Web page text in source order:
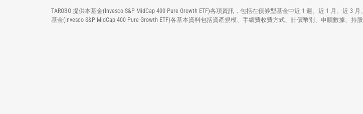
TAROBO 提供本基金(Invesco S&P MidCap 400 Pure Growth ETF)各項資訊，包括在債券型基金中近 1 週、近 1 月、
基金(Invesco S&P MidCap 400 Pure Growth ETF)各基本資料包括資產規模、手續費收費方式、計價幣別、申贖數據、持